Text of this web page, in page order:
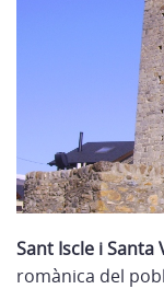
Sant Iscle i
romànica del